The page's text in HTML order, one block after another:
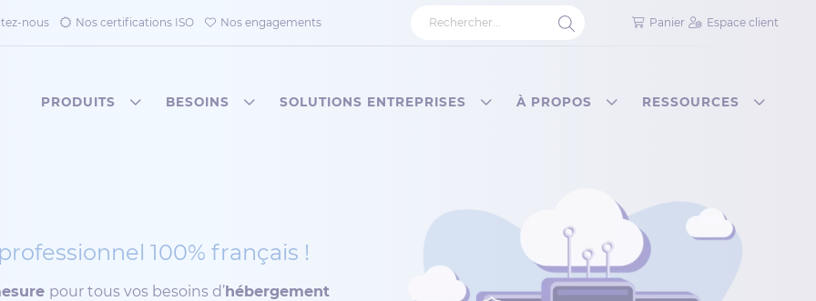
nous Nos certifications ISO Nos engagements Panier Espace client
PRODUITS BESOINS SOLUTIONS ENTREPRISES À PROPOS RESSOURCES
100% français !
pour tous vos besoins d’hébergement